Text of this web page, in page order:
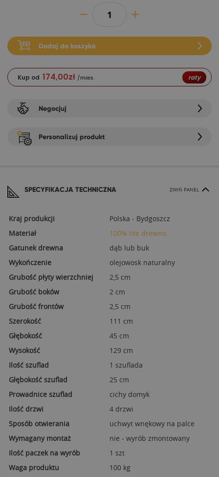
Dodaj do koszyka
Kup od 174,00zł /mies. raty
Negocjuj
Personalizuj produkt
SPECYFIKACJA TECHNICZNA ZWIŃ PANEL
Kraj produkcji
Polska - Bydgoszcz
Materiał
100% lite drewno
Gatunek drewna
dąb lub buk
Wykończenie
olejowosk naturalny
Grubość płyty wierzchniej
2,5 cm
Grubość boków
2 cm
Grubość frontów
2,5 cm
Szerokość
111 cm
Głębokość
45 cm
Wysokość
129 cm
Ilość szuflad
1 szuflada
Głębokość szuflad
25 cm
Prowadnice szuflad
cichy domyk
Ilość drzwi
4 drzwi
Sposób otwierania
uchwyt wnękowy na palce
Wymagany montaż
nie - wyrób zmontowany
Ilość paczek na wyrób
1 szt
Waga produktu
100 kg